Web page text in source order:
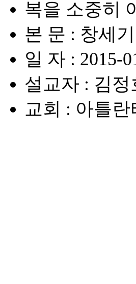
복을 소중히
본 문 : 창세
일 자 : 2015-
설교자 : 김정
교회 : 아틀